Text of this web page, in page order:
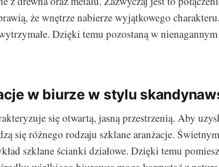
że wnętrze nabierze wyjątkowego
Dzięki temu pozostaną w
w biurze w stylu
się otwartą, jasną przestrzenią. Aby
się różnego rodzaju szklane aranżacje. Świetnym
szklane ścianki działowe. Dzięki temu